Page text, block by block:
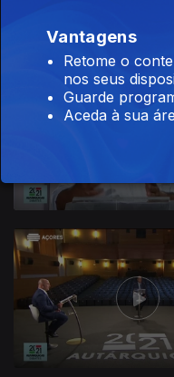
Vantagens
Retome o
nos seus
Guarde
Aceda à sua